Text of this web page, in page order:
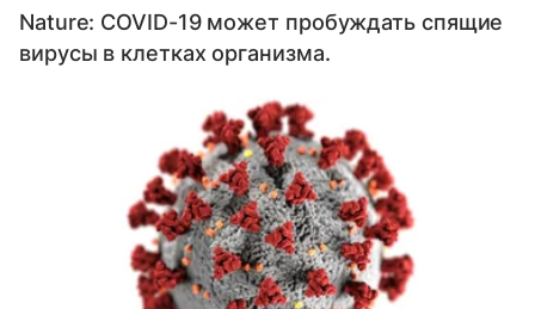
Nature: COVID-19 может пробуждать спящие
вирусы в клетках организма.